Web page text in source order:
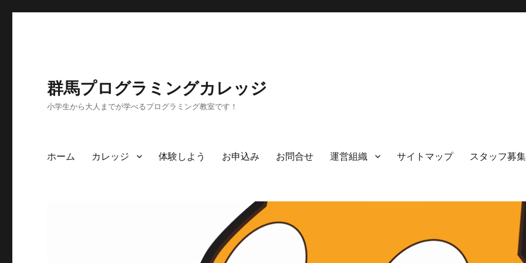
群馬プログラミングカレッジ
小学生から大人までが学べるプログラミング教室です！
ホーム カレッジ 体験しよう お申込み お問合せ 運営組織 サイトマップ スタッフ募集